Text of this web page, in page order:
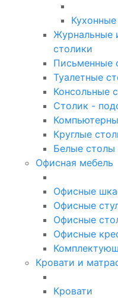
Журнальные
столики
Письменные
Туалетные
Консольные
Столик -
Круглые
Белые столы
Офисная мебель
Офисные
Офисные
Офисные
Офисные
Кровати и
Кровати